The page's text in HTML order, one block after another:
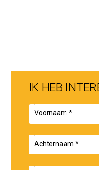
IK HEB
Voornaam *
Achternaam *